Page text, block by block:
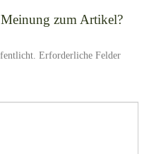
zum Artikel?
Erforderliche Felder